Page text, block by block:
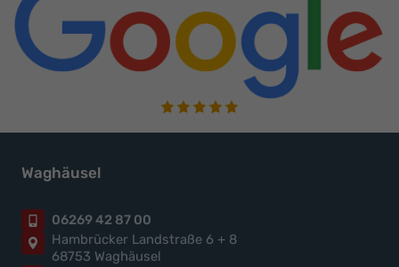
Waghäusel
06269 42 87 00
Hambrücker Landstraße 6 + 8
68753 Waghäusel